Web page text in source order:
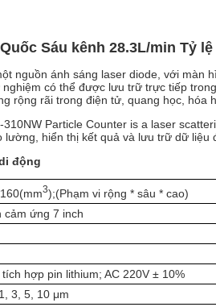
Sáu kênh 28.3L/min Tỷ
nguồn ánh sáng laser diode, với màn
có thể được lưu trữ trực tiếp
rộng rãi trong điện tử, quang học,
Particle Counter is a laser
lường, hiển thị kết quả và lưu trữ dữ
động
(mm3);(Phạm vi rộng * sâu * cao)
cảm ứng 7 inch
tích hợp pin lithium; AC 220V ± 10%
3, 5, 10 μm